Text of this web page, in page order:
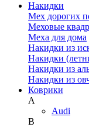
Накидки
Мех дорогих
Меховые
Меха для дома
Накидки из
Накидки
Накидки из
Накидки из
Коврики
A
Audi
B